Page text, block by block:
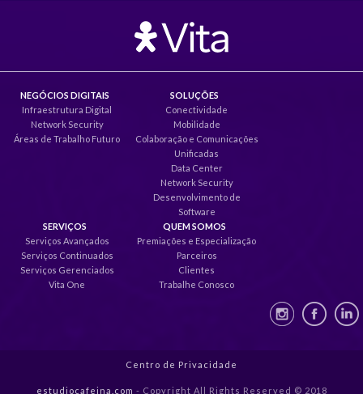
NEGÓCIOS DIGITAIS
Infraestrutura Digital
Network Security
Áreas de Trabalho Futuro
SOLUÇÕES
Conectividade
Mobilidade
Colaboração e Comunicações
Unificadas
Data Center
Network Security
Desenvolvimento de
Software
SERVIÇOS
Serviços Avançados
Serviços Continuados
Serviços Gerenciados
Vita One
QUEM SOMOS
Premiações e Especialização
Parceiros
Clientes
Trabalhe Conosco
Centro de Privacidade
estudiocafeina.com - Copyright All Rights Reserved © 2018